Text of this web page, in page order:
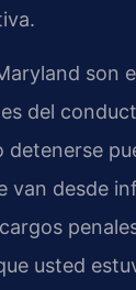
son
del
detenerse
van desde
usted